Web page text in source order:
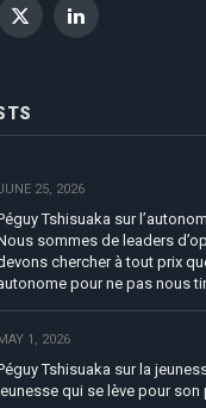
X
LinkedIn
25, 2026
Tshisuaka sur
sommes de leaders
chercher à tout prix
pour ne pas nous
MAY 1, 2026
Tshisuaka sur la
qui se lève pour